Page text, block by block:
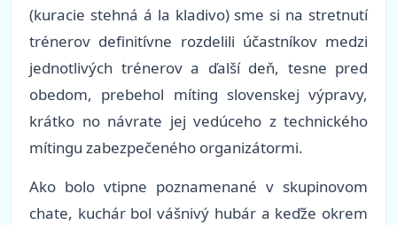
(kuracie stehná á la kladivo) sme si na stretnutí
trénerov definitívne rozdelili účastníkov medzi
jednotlivých trénerov a ďalší deň, tesne pred
obedom, prebehol míting slovenskej výpravy,
krátko no návrate jej vedúceho z technického
mítingu zabezpečeného organizátormi.
Ako bolo vtipne poznamenané v skupinovom
chate, kuchár bol vášnivý hubár a keďže okrem